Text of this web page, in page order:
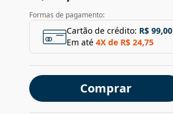
Formas de pagamento:
Cartão de crédito: R$ 99,00
Em até 4X de R$ 24,75
Comprar